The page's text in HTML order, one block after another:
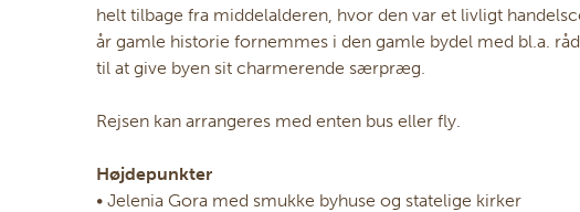
helt tilbage fra middelalderen, hvor den var et livligt
år gamle historie fornemmes i den gamle bydel med bl.a.
til at give byen sit charmerende særpræg.
Rejsen kan arrangeres med enten bus eller fly.
Højdepunkter
• Jelenia Gora med smukke byhuse og statelige kirker